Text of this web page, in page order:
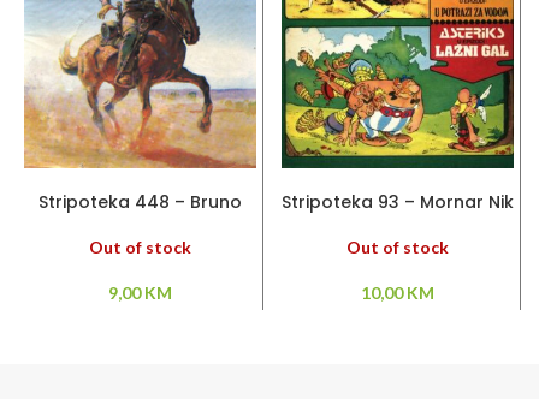
Stripoteka 448 – Bruno
Out of stock
9,00KM
Stripoteka 93 – Mornar Nik
Out of stock
10,00KM